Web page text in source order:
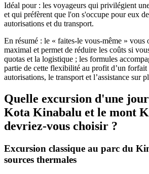
Idéal pour : les voyageurs qui privilégient
et qui préfèrent que l'on s'occupe pour eux
autorisations et du transport.
En résumé : le « faites-le vous-même » vous
maximal et permet de réduire les coûts si
quotas et la logistique ; les formules
partie de cette flexibilité au profit d’un forfait
autorisations, le transport et l’assistance sur
Quelle excursion d'une
Kota Kinabalu et le mont
devriez-vous choisir ?
Excursion classique au parc du
sources thermales